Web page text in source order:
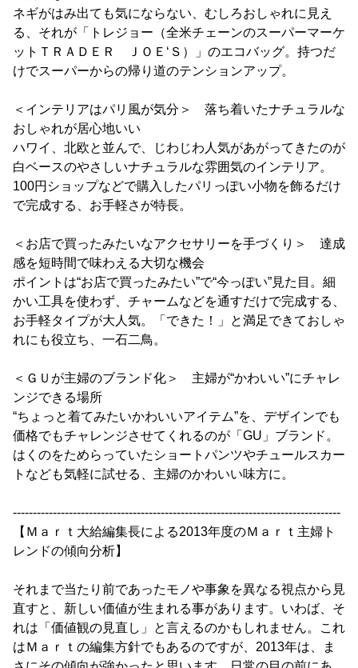
ネギがはみ出ても気にならない、むしろおしゃれに見え
る、それが「トレジョー（全米チェーンのスーパーマーケ
ットＴＲＡＤＥＲ ＪＯＥ‘Ｓ）」のエコバッグ。持つだ
けでスーパーからの帰り道のテンションアップ。
＜インテリアはパリ風が気分＞ 落ち着いたナチュラルな
おしゃれが居心地いい
ハワイ、北欧と並んで、じわじわ人気があがってきたのが
白ベースのやさしいナチュラルな雰囲気のインテリア。
100円ショップなどで購入したパリっぽい小物を飾るだけ
で完成する、お手軽さが特長。
＜お店で買ったみたいなアクセサリーを手づくり＞ 達成
感を短時間で味わえる大切な機会
ポイントは“お店で買ったみたい”で“今っぽい”見た目。細
かい工具を使わず、チャームなどを通すだけで完成する、
お手軽タイプが大人気。「できた！」と満足できておしゃ
れにも役立ち、一石二鳥。
＜ＧＵが主婦のブランド化＞ 主婦が“かわいい”にチャレ
ンジできる場所
“ちょっと着てみたいかわいいアイテム”を、デザインでも
価格でもチャレンジさせてくれるのが「GU」ブランド。
はくのをためらっていたショートパンツやチュールスカー
トなども気軽に試せる、主婦のかわいい味方に。
----------------------------------------------------------------------------------
【Ｍａｒｔ大給編集長による2013年度のＭａｒｔ主婦ト
レンドの傾向分析】
それまで当たり前であったモノや事象を異なる視点から見
直すと、新しい価値が生まれる事があります。いわば、そ
れは「価値観の見直し」と言えるのかもしれません。これ
はＭａｒｔの編集方針でもあるのですが、2013年は、ま